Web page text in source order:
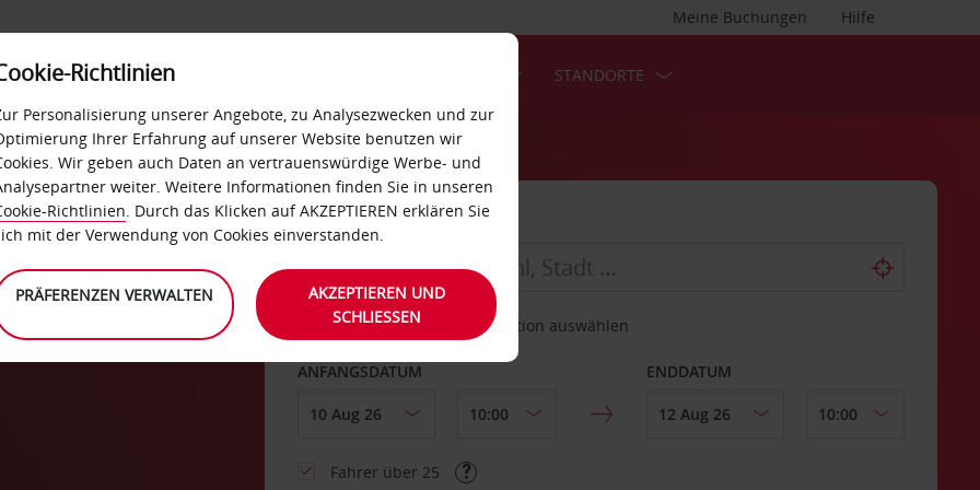
Hilfe
Meine Buchungen
LOYALTY SELF-SERVICES STANDORTE
ABHOLEN VON
Eine andere Rückgabestation auswählen
ANFANGSDATUM ENDDATUM
Fahrer über 25
Richtlinien
Personalisierung unserer Angebote, zu Analysezwecken und zur
Ihrer Erfahrung auf unserer Website benutzen wir
Wir geben auch Daten an vertrauenswürdige Werbe- und
weiter. Weitere Informationen finden Sie in unseren
Richtlinien. Durch das Klicken auf AKZEPTIEREN erklären Sie
mit der Verwendung von Cookies einverstanden.
PRÄFERENZEN VERWALTEN
AKZEPTIEREN UND
SCHLIESSEN